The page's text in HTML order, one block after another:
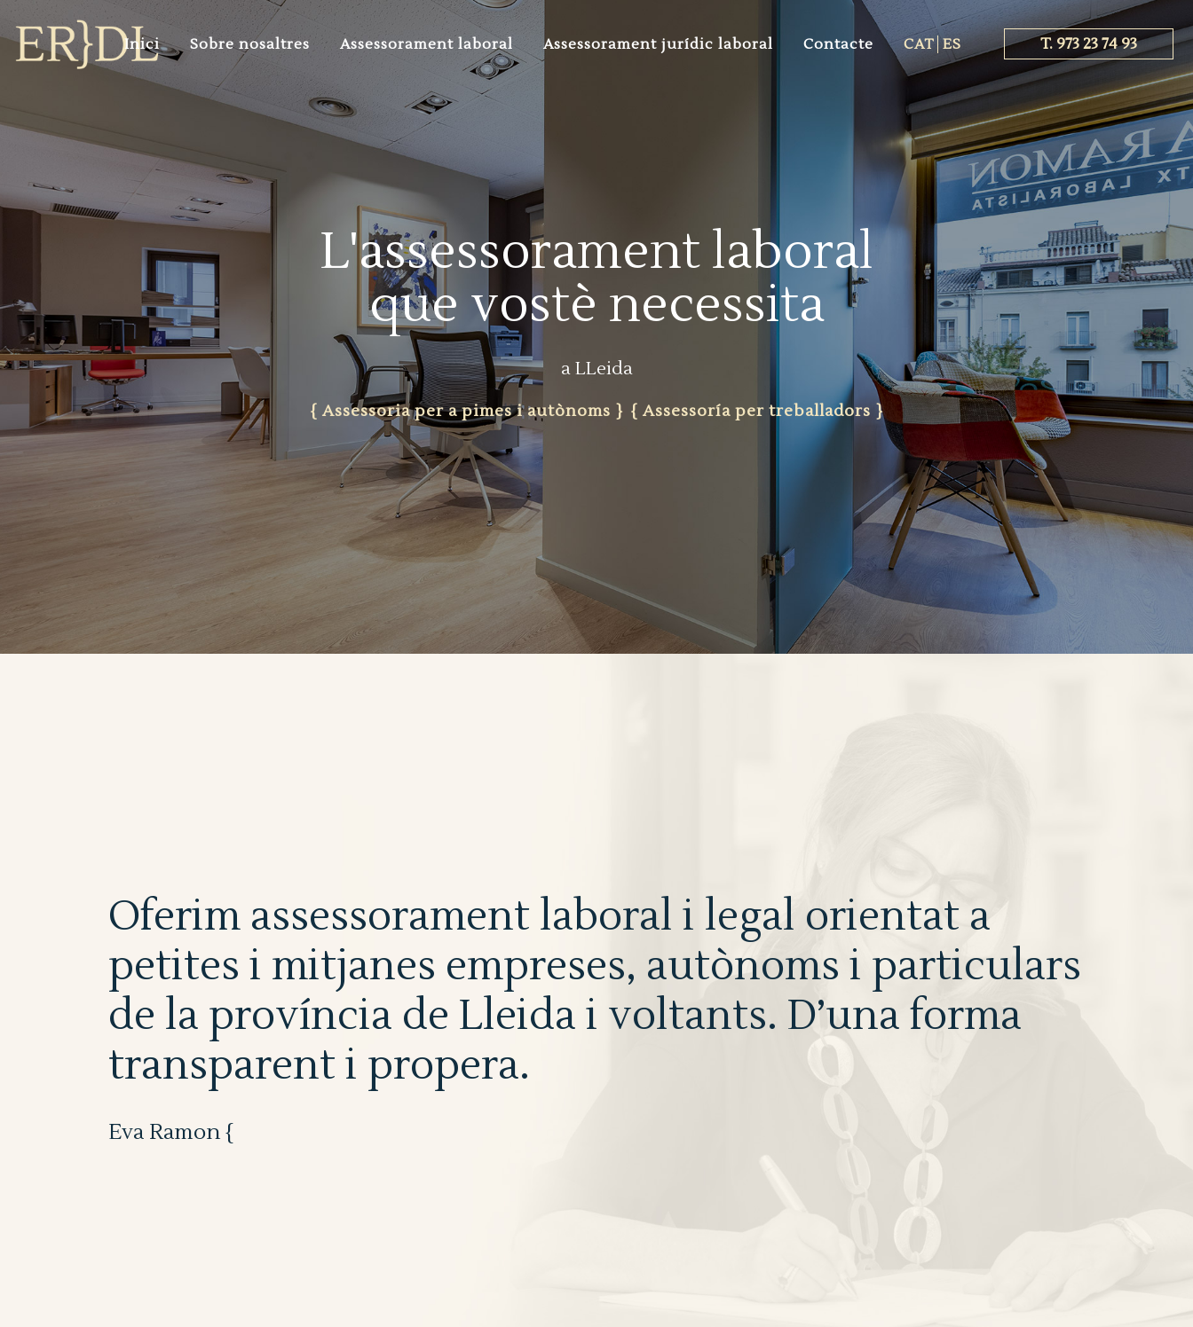
T. 973 23 74 93
Inici Sobre nosaltres Assessorament laboral Assessorament jurídic laboral Contacte CAT ES
L'assessorament laboral
que vostè necessita
a LLeida
{ Assessoria per a pimes i autònoms } { Assessoría per treballadors }
Oferim assessorament laboral i legal orientat a
petites i mitjanes empreses, autònoms i particulars
de la província de Lleida i voltants. D’una forma
transparent i propera.
Eva Ramon {